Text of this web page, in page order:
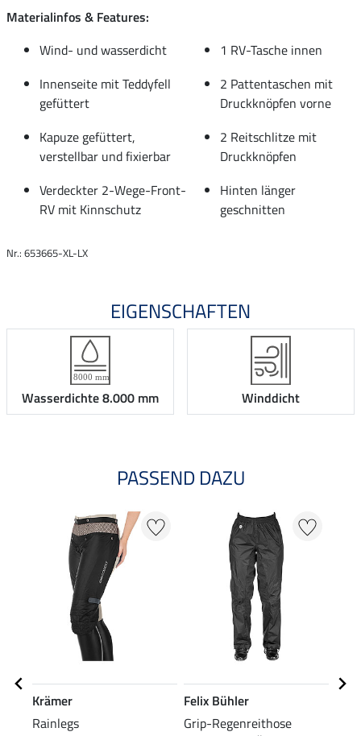
Materialinfos & Features:
Wind- und wasserdicht
1 RV-Tasche innen
Innenseite mit Teddyfell
gefüttert
2 Pattentaschen mit
Druckknöpfen vorne
Kapuze gefüttert,
verstellbar und fixierbar
2 Reitschlitze mit
Druckknöpfen
Verdeckter 2-Wege-Front-
RV mit Kinnschutz
Hinten länger
geschnitten
Nr.: 653665-XL-LX
EIGENSCHAFTEN
Wasserdichte 8.000 mm Winddicht
PASSEND DAZU
Krämer
Rainlegs
Felix Bühler
Grip-Regenreithose